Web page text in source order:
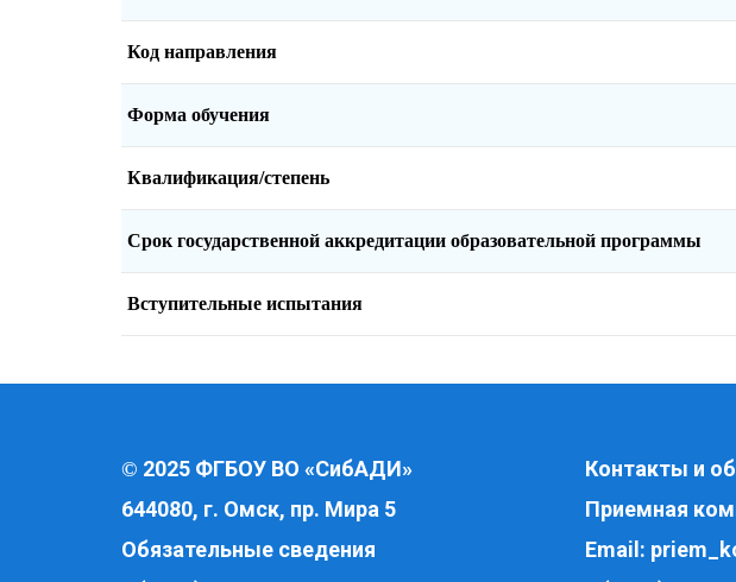
Код направления
Форма обучения
Квалификация/степень
Срок государственной аккредитации образовательной программы
Вступительные испытания
© 2025 ФГБОУ ВО «СибАДИ»
644080, г. Омск, пр. Мира 5
Обязательные сведения
Контакты и
Приемная
Email: